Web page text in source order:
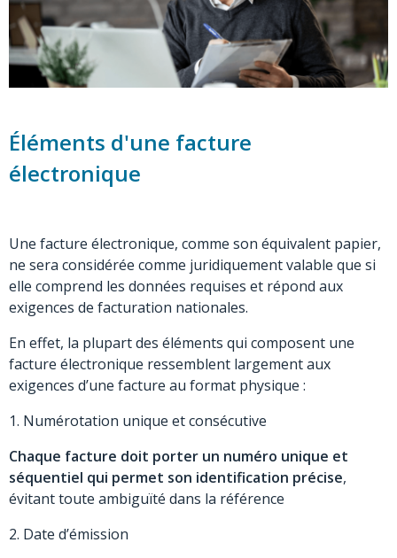
Éléments d'une facture
électronique
Une facture électronique, comme son équivalent papier,
ne sera considérée comme juridiquement valable que si
elle comprend les données requises et répond aux
exigences de facturation nationales.
En effet, la plupart des éléments qui composent une
facture électronique ressemblent largement aux
exigences d’une facture au format physique :
1. Numérotation unique et consécutive
Chaque facture doit porter un numéro unique et
séquentiel qui permet son identification précise,
évitant toute ambiguïté dans la référence
2. Date d’émission